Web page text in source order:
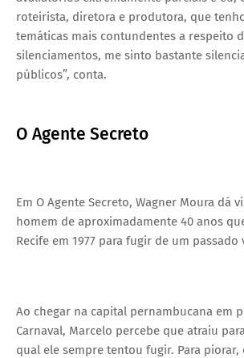
roteirista, diretora e produtora, que
temáticas mais contundentes a respeito
silenciamentos, me sinto bastante
públicos”, conta.
O Agente Secreto
Em O Agente Secreto, Wagner Moura dá
homem de aproximadamente 40 anos
Recife em 1977 para fugir de um passado
Ao chegar na capital pernambucana em
Carnaval, Marcelo percebe que atraiu
qual ele sempre tentou fugir. Para piorar,